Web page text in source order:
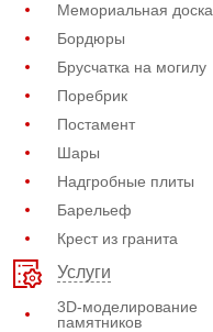
Мемориальная доска
Бордюры
Брусчатка на могилу
Поребрик
Постамент
Шары
Надгробные плиты
Барельеф
Крест из гранита
Услуги
3D-моделирование
памятников